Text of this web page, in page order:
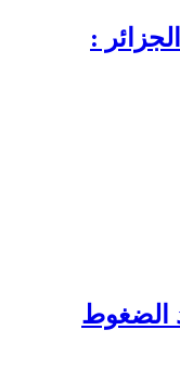
:
الضغوط